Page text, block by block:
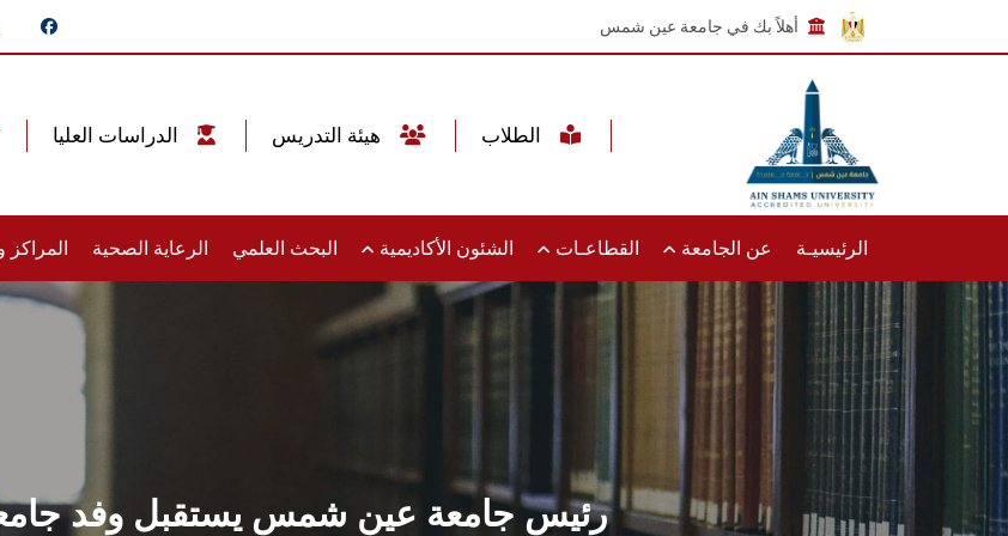
أهلاً بك في جامعة عين شمس
الرئيسيـة عن الجامعة القطاعـات الشئون الأكاديمية البحث العلمي الرعاية الصحية المراكز
رئيس جامعة عين شمس يستقبل وفد